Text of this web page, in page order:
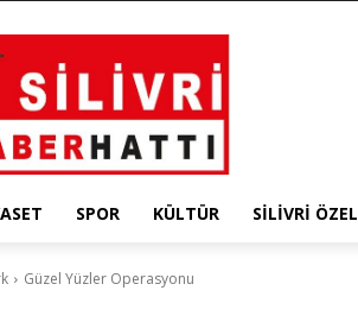
SPOR KÜLTÜR SILIVRI ÖZEL
Güzel Yüzler Operasyonu